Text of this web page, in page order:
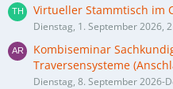
Virtueller Stammtisch im
Dienstag, 1. September 2026,
Kombiseminar
Traversensysteme
Dienstag, 8. September 2026-